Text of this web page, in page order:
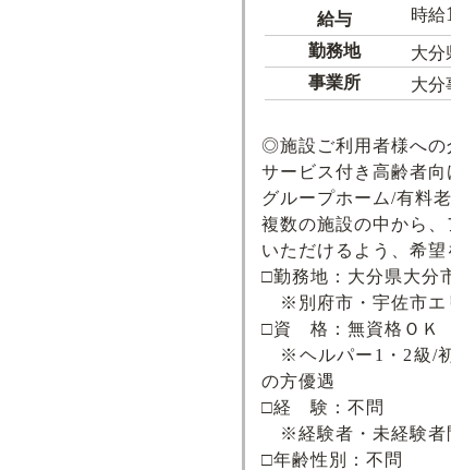
給与 時給
勤務地
大分
事業所
大分
◎施設ご利用者様へ
サービス付き高齢者
グループホーム/有料
複数の施設の中から
いただけるよう、希
□勤務地：大分県大分
※別府市・宇佐市エ
□資 格：無資格ＯＫ
※ヘルパー1・2級/
の方優遇
□経 験：不問
※経験者・未経験者
□年齢性別：不問